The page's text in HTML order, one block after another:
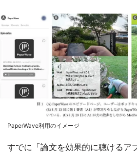
PaperWave利用のイメージ
すでに「論文を効果的に聴けるア